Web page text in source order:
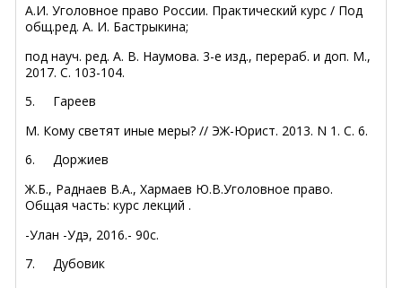
А.И. Уголовное право России. Практический курс / Под
общ.ред. А. И. Бастрыкина;
под науч. ред. А. В. Наумова. 3-е изд., перераб. и доп. М.,
2017. С. 103-104.
5. Гареев
М. Кому светят иные меры? // ЭЖ-Юрист. 2013. N 1. С. 6.
6. Доржиев
Ж.Б., Раднаев В.А., Хармаев Ю.В.Уголовное право.
Общая часть: курс лекций .
-Улан -Удэ, 2016.- 90с.
7. Дубовик